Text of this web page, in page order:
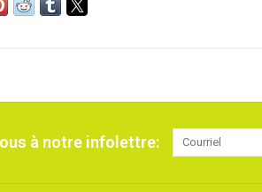
à notre infolettre: